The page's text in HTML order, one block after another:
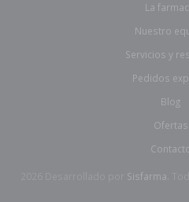
La
Nuestro
Servicios y
Pedidos
Blog
Ofertas
Sisfarma.